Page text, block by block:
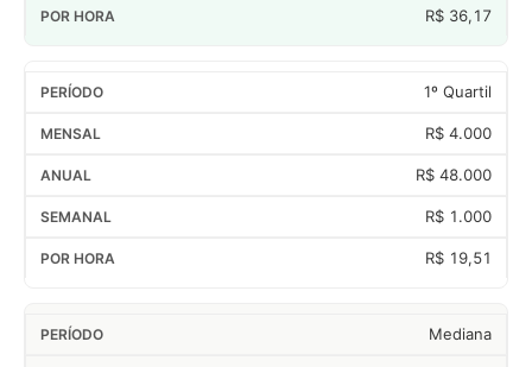
R$ 36,17
1º Quartil
R$ 4.000
R$ 48.000
R$ 1.000
R$ 19,51
Mediana